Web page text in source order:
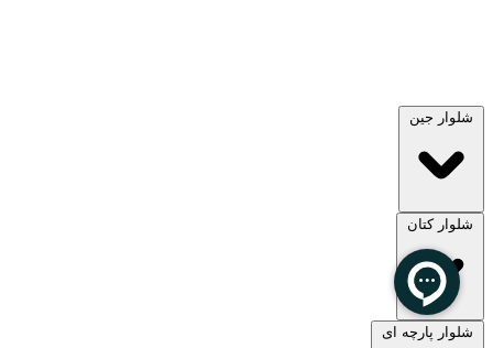
شلوار جین
مشاهده همه
شلوار کتان
شلوار پارچه ای